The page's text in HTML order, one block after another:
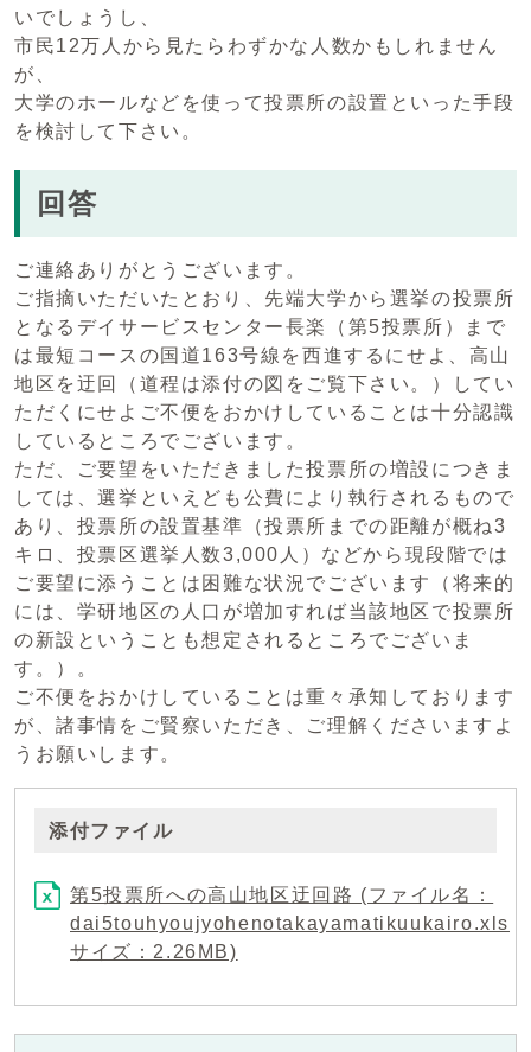
いでしょうし、
市民12万人から見たらわずかな人数かもしれません
が、
大学のホールなどを使って投票所の設置といった手段
を検討して下さい。
回答
ご連絡ありがとうございます。
ご指摘いただいたとおり、先端大学から選挙の投票所
となるデイサービスセンター長楽（第5投票所）まで
は最短コースの国道163号線を西進するにせよ、高山
地区を迂回（道程は添付の図をご覧下さい。）してい
ただくにせよご不便をおかけしていることは十分認識
しているところでございます。
ただ、ご要望をいただきました投票所の増設につきま
しては、選挙といえども公費により執行されるもので
あり、投票所の設置基準（投票所までの距離が概ね3
キロ、投票区選挙人数3,000人）などから現段階では
ご要望に添うことは困難な状況でございます（将来的
には、学研地区の人口が増加すれば当該地区で投票所
の新設ということも想定されるところでございま
す。）。
ご不便をおかけしていることは重々承知しております
が、諸事情をご賢察いただき、ご理解くださいますよ
うお願いします。
添付ファイル
第5投票所への高山地区迂回路 (ファイル名：
dai5touhyoujyohenotakayamatikuukairo.xls
サイズ：2.26MB)